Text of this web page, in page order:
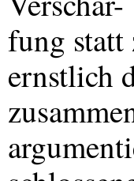
fung
ernstlich